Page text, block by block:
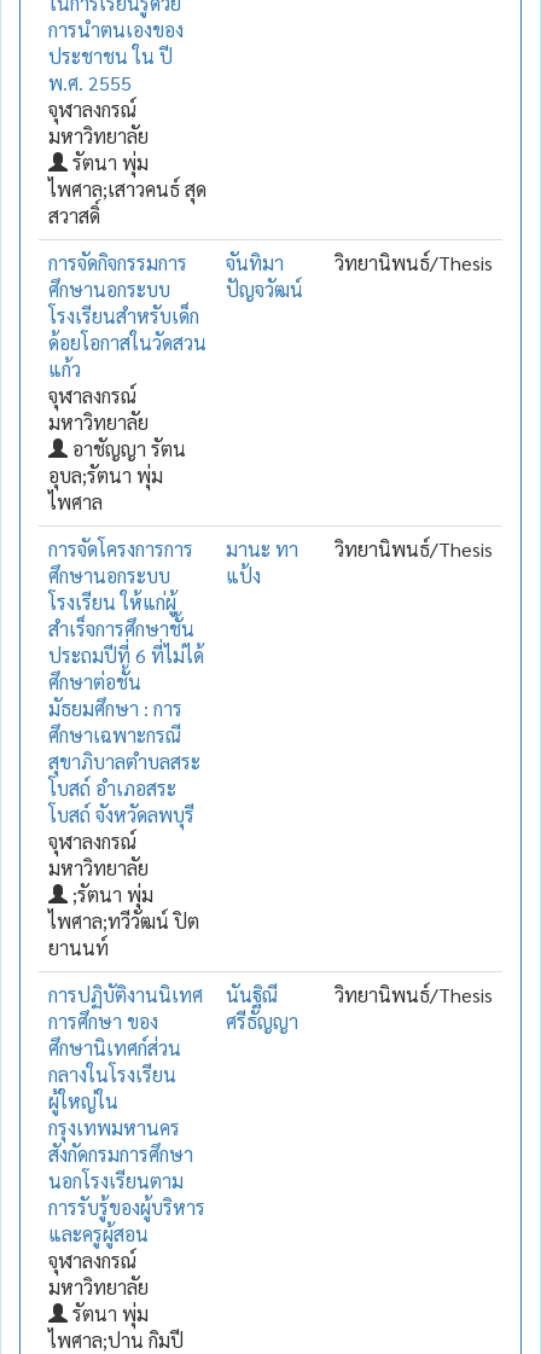
การนำตนเองของ
ประชาชน ใน ปี
พ.ศ. 2555
จุฬาลงกรณ์
มหาวิทยาลัย
รัตนา พุ่ม
ไพศาล;เสาวคนธ์ สุด
สวาสดิ์
การจัดกิจกรรมการ
ศึกษานอกระบบ
โรงเรียนสำหรับเด็ก
ด้อยโอกาสในวัดสวน
แก้ว
จุฬาลงกรณ์
มหาวิทยาลัย
อาชัญญา รัตน
อุบล;รัตนา พุ่ม
ไพศาล
จันทิมา
ปัญจวัฒน์
วิทยานิพนธ์/Thesis
การจัดโครงการการ
ศึกษานอกระบบ
โรงเรียน ให้แก่ผู้
สำเร็จการศึกษาชั้น
ประถมปีที่ 6 ที่ไม่ได้
ศึกษาต่อชั้น
มัธยมศึกษา : การ
ศึกษาเฉพาะกรณี
สุขาภิบาลตำบลสระ
โบสถ์ อำเภอสระ
โบสถ์ จังหวัดลพบุรี
จุฬาลงกรณ์
มหาวิทยาลัย
;รัตนา พุ่ม
ไพศาล;ทวีวัฒน์ ปิต
ยานนท์
มานะ ทา
แป้ง
วิทยานิพนธ์/Thesis
การปฏิบัติงานนิเทศ
การศึกษา ของ
ศึกษานิเทศก์ส่วน
กลางในโรงเรียน
ผู้ใหญ่ใน
กรุงเทพมหานคร
สังกัดกรมการศึกษา
นอกโรงเรียนตาม
การรับรู้ของผู้บริหาร
และครูผู้สอน
จุฬาลงกรณ์
มหาวิทยาลัย
รัตนา พุ่ม
ไพศาล;ปาน กิมปี
นันฐิณี
ศรีธัญญา
วิทยานิพนธ์/Thesis